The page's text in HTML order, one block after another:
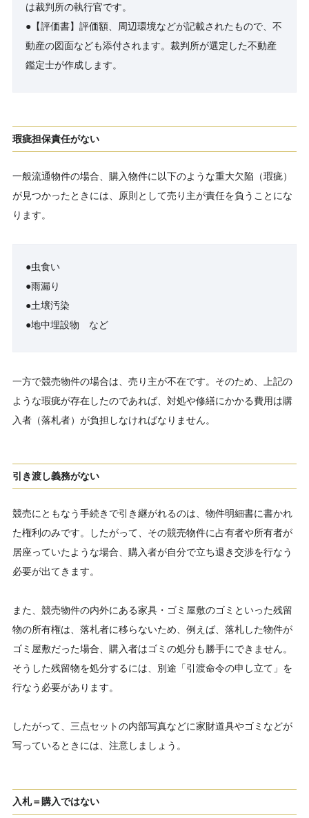
は裁判所の執行官です。
●【評価書】評価額、周辺環境などが記載されたもので、不
動産の図面なども添付されます。裁判所が選定した不動産
鑑定士が作成します。
瑕疵担保責任がない
一般流通物件の場合、購入物件に以下のような重大欠陥（瑕疵）
が見つかったときには、原則として売り主が責任を負うことにな
ります。
●虫食い
●雨漏り
●土壌汚染
●地中埋設物 など
一方で競売物件の場合は、売り主が不在です。そのため、上記の
ような瑕疵が存在したのであれば、対処や修繕にかかる費用は購
入者（落札者）が負担しなければなりません。
引き渡し義務がない
競売にともなう手続きで引き継がれるのは、物件明細書に書かれ
た権利のみです。したがって、その競売物件に占有者や所有者が
居座っていたような場合、購入者が自分で立ち退き交渉を行なう
必要が出てきます。
また、競売物件の内外にある家具・ゴミ屋敷のゴミといった残留
物の所有権は、落札者に移らないため、例えば、落札した物件が
ゴミ屋敷だった場合、購入者はゴミの処分も勝手にできません。
そうした残留物を処分するには、別途「引渡命令の申し立て」を
行なう必要があります。
したがって、三点セットの内部写真などに家財道具やゴミなどが
写っているときには、注意しましょう。
入札＝購入ではない